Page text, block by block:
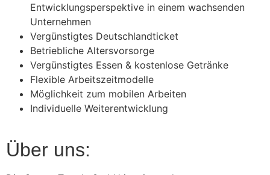
Entwicklungsperspektive in einem wachsenden
Unternehmen
Vergünstigtes Deutschlandticket
Betriebliche Altersvorsorge
Vergünstigtes Essen & kostenlose Getränke
Flexible Arbeitszeitmodelle
Möglichkeit zum mobilen Arbeiten
Individuelle Weiterentwicklung
Über uns: